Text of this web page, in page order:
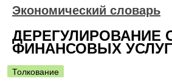
Экономический словарь
ДЕРЕГУЛИРОВАНИЕ
ФИНАНСОВЫХ УСЛУГ
Толкование